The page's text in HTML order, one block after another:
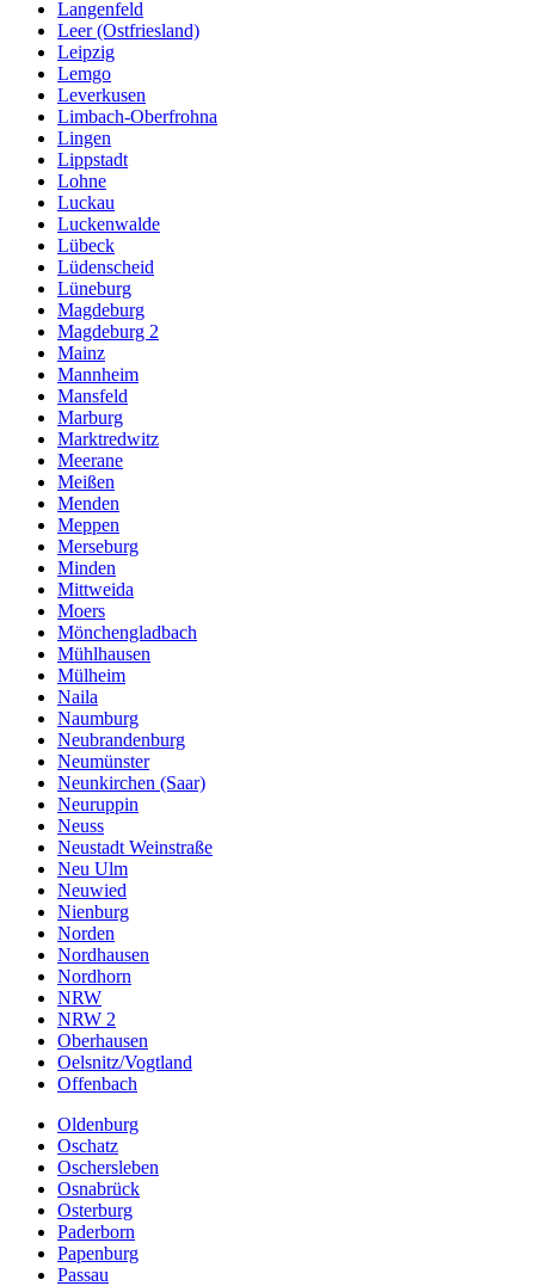
Langenfeld
Leer (Ostfriesland)
Leipzig
Lemgo
Leverkusen
Limbach-Oberfrohna
Lingen
Lippstadt
Lohne
Luckau
Luckenwalde
Lübeck
Lüdenscheid
Lüneburg
Magdeburg
Magdeburg 2
Mainz
Mannheim
Mansfeld
Marburg
Marktredwitz
Meerane
Meißen
Menden
Meppen
Merseburg
Minden
Mittweida
Moers
Mönchengladbach
Mühlhausen
Mülheim
Naila
Naumburg
Neubrandenburg
Neumünster
Neunkirchen (Saar)
Neuruppin
Neuss
Neustadt Weinstraße
Neu Ulm
Neuwied
Nienburg
Norden
Nordhausen
Nordhorn
NRW
NRW 2
Oberhausen
Oelsnitz/Vogtland
Offenbach
Oldenburg
Oschatz
Oschersleben
Osnabrück
Osterburg
Paderborn
Papenburg
Passau